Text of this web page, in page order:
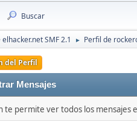
Buscar
SMF 2.1 ► Perfil de
del Perfil
Mensajes
te permite ver todos los mensajes